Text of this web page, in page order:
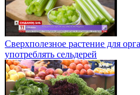
Сверхполезное растение для
употреблять сельдерей